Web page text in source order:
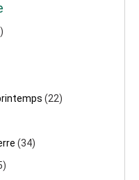
(22)
(34)